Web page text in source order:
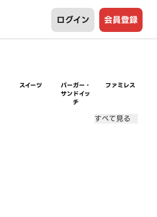
ログイン 会員登録
スイーツ
バーガー・
サンドイッ
チ
ファミレス
すべて見る